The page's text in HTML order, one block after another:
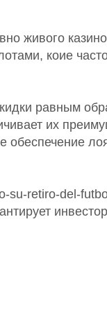
живого
коие
равным
их
обеспечение
su-retiro-del-